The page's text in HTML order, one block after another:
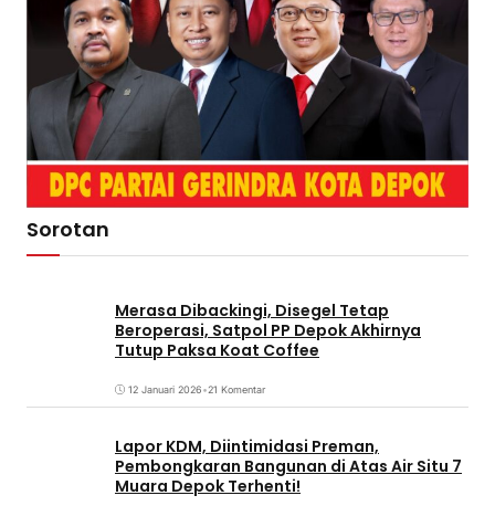
Sorotan
Merasa Dibackingi, Disegel Tetap
Beroperasi, Satpol PP Depok Akhirnya
Tutup Paksa Koat Coffee
12 Januari 2026•21 Komentar
Lapor KDM, Diintimidasi Preman,
Pembongkaran Bangunan di Atas Air Situ 7
Muara Depok Terhenti!